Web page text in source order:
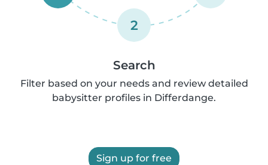
2
Search
Filter based on your needs and review detailed
babysitter profiles in Differdange.
Sign up for free